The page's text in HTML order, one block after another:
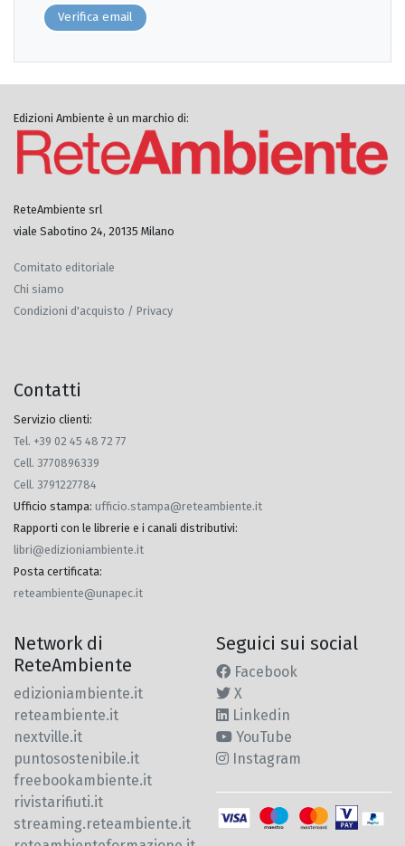
Verifica email
Edizioni Ambiente è un marchio di:
ReteAmbiente srl
viale Sabotino 24, 20135 Milano
Comitato editoriale
Chi siamo
Condizioni d'acquisto / Privacy
Contatti
Servizio clienti:
Tel. +39 02 45 48 72 77
Cell. 3770896339
Cell. 3791227784
Ufficio stampa: ufficio.stampa@reteambiente.it
Rapporti con le librerie e i canali distributivi:
libri@edizioniambiente.it
Posta certificata:
reteambiente@unapec.it
Network di
ReteAmbiente
edizioniambiente.it
reteambiente.it
nextville.it
puntosostenibile.it
freebookambiente.it
rivistarifiuti.it
streaming.reteambiente.it
Seguici sui social
Facebook
X
Linkedin
YouTube
Instagram